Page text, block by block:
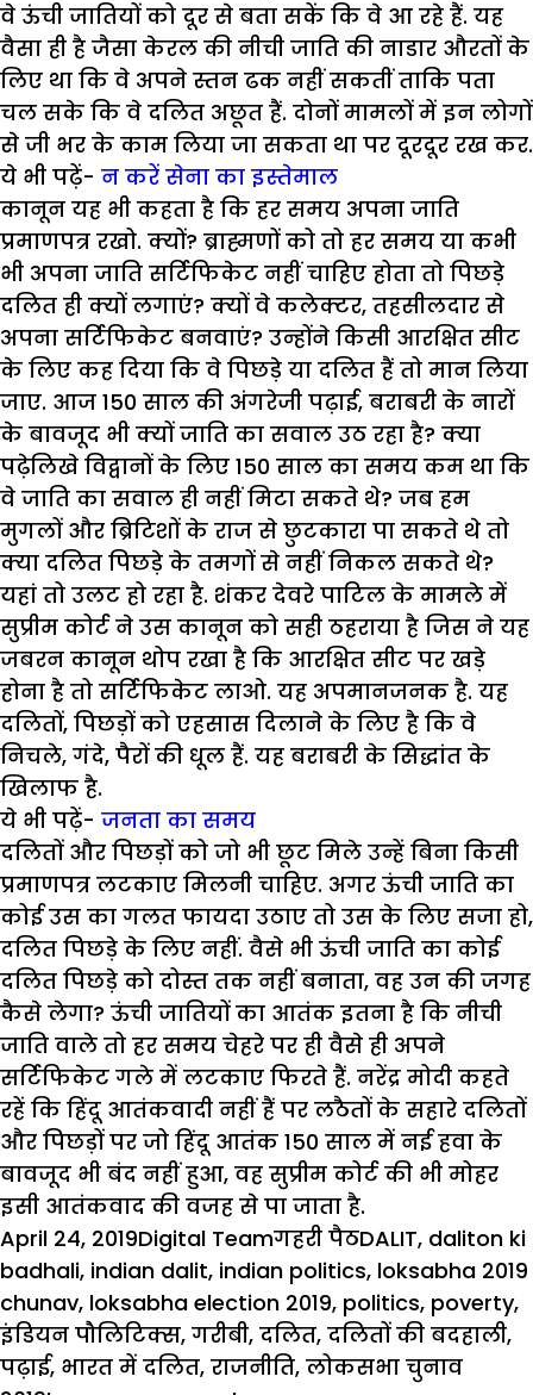
वे ऊंची जातियों को दूर से बता सकें कि वे आ रहे हैं. यह
वैसा ही है जैसा केरल की नीची जाति की नाडार औरतों के
लिए था कि वे अपने स्तन ढक नहीं सकतीं ताकि पता
चल सके कि वे दलित अछूत हैं. दोनों मामलों में इन लोगों
से जी भर के काम लिया जा सकता था पर दूरदूर रख कर.
ये भी पढ़ें- न करें सेना का इस्तेमाल
कानून यह भी कहता है कि हर समय अपना जाति
प्रमाणपत्र रखो. क्यों? ब्राह्मणों को तो हर समय या कभी
भी अपना जाति सर्टिफिकेट नहीं चाहिए होता तो पिछड़े
दलित ही क्यों लगाएं? क्यों वे कलेक्टर, तहसीलदार से
अपना सर्टिफिकेट बनवाएं? उन्होंने किसी आरक्षित सीट
के लिए कह दिया कि वे पिछड़े या दलित हैं तो मान लिया
जाए. आज 150 साल की अंगरेजी पढ़ाई, बराबरी के नारों
के बावजूद भी क्यों जाति का सवाल उठ रहा है? क्या
पढ़ेलिखे विद्वानों के लिए 150 साल का समय कम था कि
वे जाति का सवाल ही नहीं मिटा सकते थे? जब हम
मुगलों और ब्रिटिशों के राज से छुटकारा पा सकते थे तो
क्या दलित पिछड़े के तमगों से नहीं निकल सकते थे?
यहां तो उलट हो रहा है. शंकर देवरे पाटिल के मामले में
सुप्रीम कोर्ट ने उस कानून को सही ठहराया है जिस ने यह
जबरन कानून थोप रखा है कि आरक्षित सीट पर खड़े
होना है तो सर्टिफिकेट लाओ. यह अपमानजनक है. यह
दलितों, पिछड़ों को एहसास दिलाने के लिए है कि वे
निचले, गंदे, पैरों की धूल हैं. यह बराबरी के सिद्धांत के
खिलाफ है.
ये भी पढ़ें- जनता का समय
दलितों और पिछड़ों को जो भी छूट मिले उन्हें बिना किसी
प्रमाणपत्र लटकाए मिलनी चाहिए. अगर ऊंची जाति का
कोई उस का गलत फायदा उठाए तो उस के लिए सजा हो,
दलित पिछड़े के लिए नहीं. वैसे भी ऊंची जाति का कोई
दलित पिछड़े को दोस्त तक नहीं बनाता, वह उन की जगह
कैसे लेगा? ऊंची जातियों का आतंक इतना है कि नीची
जाति वाले तो हर समय चेहरे पर ही वैसे ही अपने
सर्टिफिकेट गले में लटकाए फिरते हैं. नरेंद्र मोदी कहते
रहें कि हिंदू आतंकवादी नहीं हैं पर लठैतों के सहारे दलितों
और पिछड़ों पर जो हिंदू आतंक 150 साल में नई हवा के
बावजूद भी बंद नहीं हुआ, वह सुप्रीम कोर्ट की भी मोहर
इसी आतंकवाद की वजह से पा जाता है.
Posted
on
April 24, 2019Author
Digital TeamCategories
गहरी पैठTags
DALIT, daliton ki
badhali, indian dalit, indian politics, loksabha 2019
chunav, loksabha election 2019, politics, poverty,
इंडियन पौलिटिक्स, गरीबी, दलित, दलितों की बदहाली,
पढ़ाई, भारत में दलित, राजनीति, लोकसभा चुनाव